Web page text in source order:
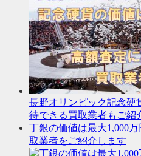
長野オリンピック記念硬
待できる買取業者もご紹
丁銀の価値は最大1,000
取業者をご紹介します